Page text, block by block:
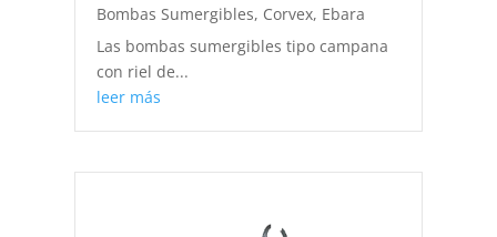
Bombas Sumergibles, Corvex, Ebara
Las bombas sumergibles tipo campana
con riel de...
leer más